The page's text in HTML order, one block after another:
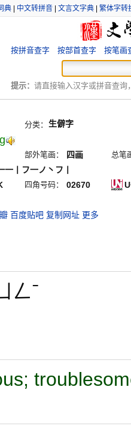
典 中文转拼音 文言文字典 繁体字转
按拼音查字 按部首查字 按笔画
提示： 请直接输入汉字或拼音查询
分类： 生僻字
部外笔画： 四画
总笔
一丨フ一ノ丶フ丨
四角号码： 02670
百度贴吧 复制网址 更多
ㄥˉ